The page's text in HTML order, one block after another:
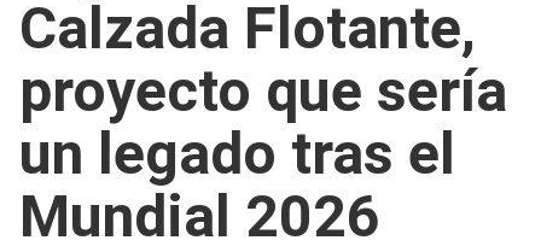
Calzada Flotante,
proyecto que sería
un legado tras el
Mundial 2026